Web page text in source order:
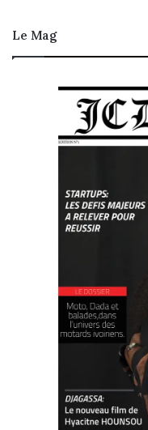
Le Mag